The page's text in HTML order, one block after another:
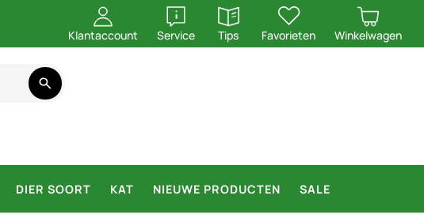
Klantaccount Service
openen
Tips
openen
Favorieten Winkelwagen
DIER SOORT KAT NIEUWE PRODUCTEN SALE